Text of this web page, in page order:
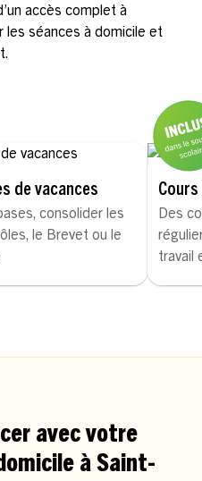
accès complet à
les séances à domicile et
de vacances
consolider les
le Brevet ou le
Des
travail
avec votre
à Saint-